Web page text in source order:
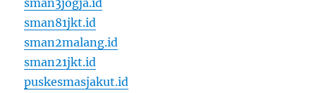
sman3jogja.id
sman81jkt.id
sman2malang.id
sman21jkt.id
puskesmasjakut.id